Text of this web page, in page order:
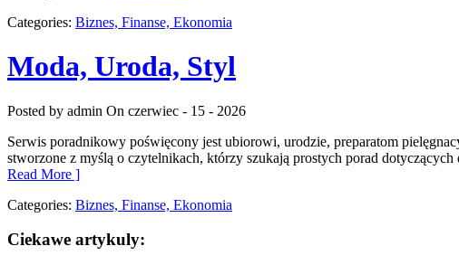
Categories: Biznes, Finanse, Ekonomia
Moda, Uroda, Styl
Posted by admin On czerwiec - 15 - 2026
Serwis poradnikowy poświęcony jest ubiorowi, urodzie, preparatom
stworzone z myślą o czytelnikach, którzy szukają prostych porad
Read More ]
Categories: Biznes, Finanse, Ekonomia
Ciekawe artykuly: